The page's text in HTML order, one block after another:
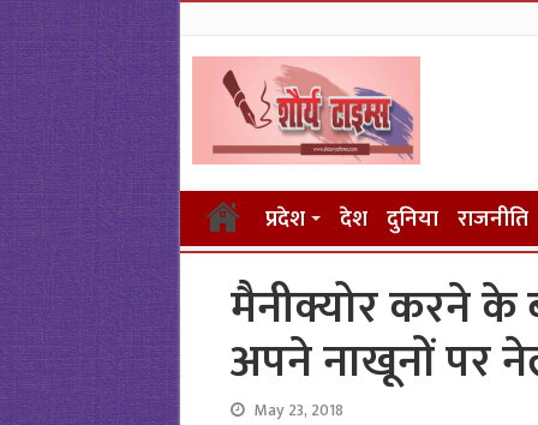
प्रदेश देश दुनिया राजनीति
मैनीक्योर करने के
अपने नाखूनों पर
May 23, 2018